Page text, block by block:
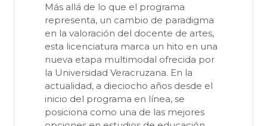
Más allá de lo que el programa
representa, un cambio de paradigma
en la valoración del docente de artes,
esta licenciatura marca un hito en una
nueva etapa multimodal ofrecida por
la Universidad Veracruzana. En la
actualidad, a dieciocho años desde el
inicio del programa en línea, se
posiciona como una de las mejores